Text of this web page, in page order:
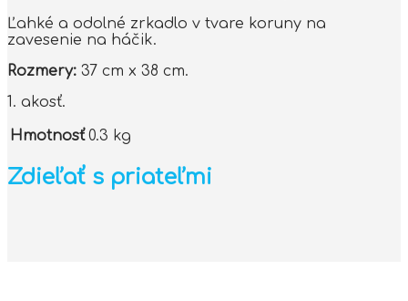
Ľahké a odolné zrkadlo v tvare koruny na
zavesenie na háčik.
Rozmery: 37 cm x 38 cm.
1. akosť.
Hmotnosť 0.3 kg
Zdieľať s priateľmi